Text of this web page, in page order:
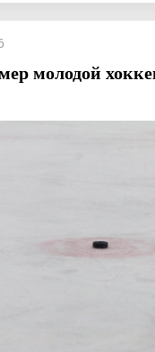
молодой